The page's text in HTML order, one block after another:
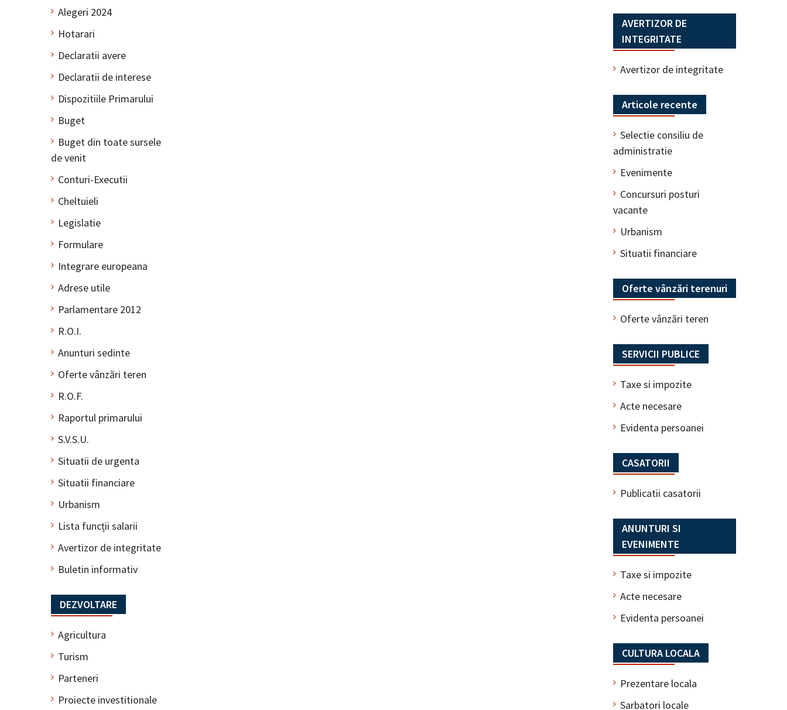
AVERTIZOR DE
INTEGRITATE
Avertizor de integritate
Articole recente
Selectie consiliu de
administratie
Evenimente
Concursuri posturi
vacante
Urbanism
Situatii financiare
Oferte vânzări terenuri
Oferte vânzări teren
SERVICII PUBLICE
Taxe si impozite
Acte necesare
Evidenta persoanei
CASATORII
Publicatii casatorii
ANUNTURI SI
EVENIMENTE
Taxe si impozite
Acte necesare
Evidenta persoanei
CULTURA LOCALA
Prezentare locala
Sarbatori locale
Alegeri 2024
Hotarari
Declaratii avere
Declaratii de interese
Dispozitiile Primarului
Buget
Buget din toate sursele
de venit
Conturi-Executii
Cheltuieli
Legislatie
Formulare
Integrare europeana
Adrese utile
Parlamentare 2012
R.O.I.
Anunturi sedinte
Oferte vânzări teren
R.O.F.
Raportul primarului
S.V.S.U.
Situatii de urgenta
Situatii financiare
Urbanism
Lista funcții salarii
Avertizor de integritate
Buletin informativ
DEZVOLTARE
Agricultura
Turism
Parteneri
Proiecte investitionale